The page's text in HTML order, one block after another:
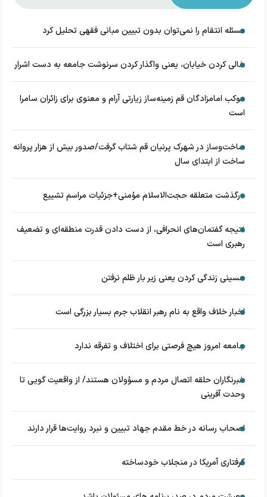
مسئله انتقام را نمی‌توان بدون تبیین مبانی فقهی تحلیل کرد
خالی کردن خیابان، یعنی واگذار کردن سرنوشت جامعه به دست اشرار
موکب امامزادگان قم زمینه‌ساز زیارتی آرام و معنوی برای زائران سامرا
است
ساخت‌وساز در شهرک پرنیان قم شتاب گرفت/صدور بیش از هزار پروانه
ساخت از ابتدای سال
درگذشت متعلقه حجت‌الاسلام مؤمنی+جزئیات مراسم تشییع
نتیجه گفتمان‌های انحرافی، از دست دادن قدرت منطقه‌ای و تضعیف
رهبری است
حسینی زندگی کردن یعنی زیر بار ظلم نرفتن
اخبار خلاف واقع به نام رهبر انقلاب جرم بسیار بزرگی است
جامعه امروز هیچ فرصتی برای اختلاف و تفرقه ندارد
خبرنگاران حلقه اتصال مردم و مسؤولان هستند/ از واقعیت گویی تا
وحدت آفرینی
اصحاب رسانه در خط مقدم جهاد تبیین و نبرد روایت‌ها قرار دارند
گرفتاری آمریکا در منجلاب خودساخته